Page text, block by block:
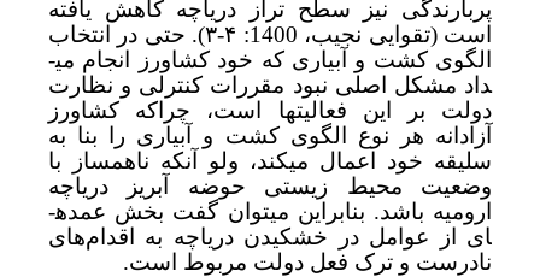
پربارندگی نیز سطح تراز دریاچه کاهش یافته
است (تقوایی نجیب، 1400: ۴-۳
). حتی در انتخاب
الگوی کشت و آبیاری که خود کشاورز انجام می­
داد مشکل اصلی نبود مقررات کنترلی و نظارت
دولت بر این فعالیت­ها است، چراکه کشاورز
آزادانه هر نوع الگوی کشت و آبیاری را بنا به
سلیقه خود اعمال می­کند، ولو آنکه ناهمساز با
وضعیت محیط زیستی حوضه آبریز دریاچه
ارومیه باشد. بنابراین می­توان گفت بخش عمده­
ای از عوامل در خشکیدن دریاچه به اقدام‌های
نادرست و ترک فعل­ دولت مربوط است.